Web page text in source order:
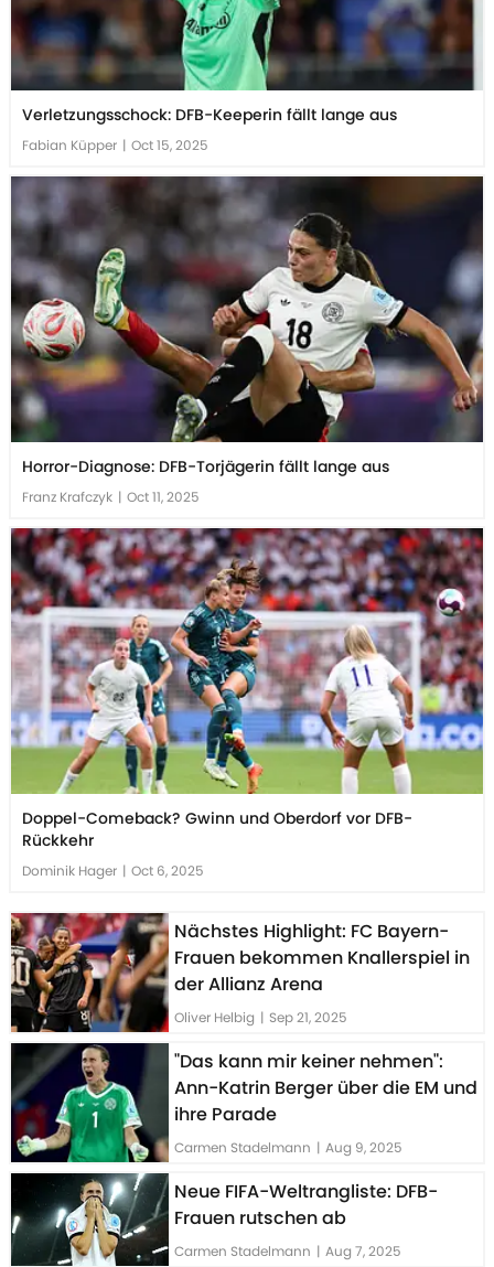
Verletzungsschock: DFB-Keeperin fällt lange aus
Fabian Küpper | Oct 15, 2025
Horror-Diagnose: DFB-Torjägerin fällt lange aus
Franz Krafczyk | Oct 11, 2025
Doppel-Comeback? Gwinn und Oberdorf vor DFB-
Rückkehr
Dominik Hager | Oct 6, 2025
Nächstes Highlight: FC Bayern-
Frauen bekommen Knallerspiel in
der Allianz Arena
Oliver Helbig | Sep 21, 2025
"Das kann mir keiner nehmen":
Ann-Katrin Berger über die EM und
ihre Parade
Carmen Stadelmann | Aug 9, 2025
Neue FIFA-Weltrangliste: DFB-
Frauen rutschen ab
Carmen Stadelmann | Aug 7, 2025